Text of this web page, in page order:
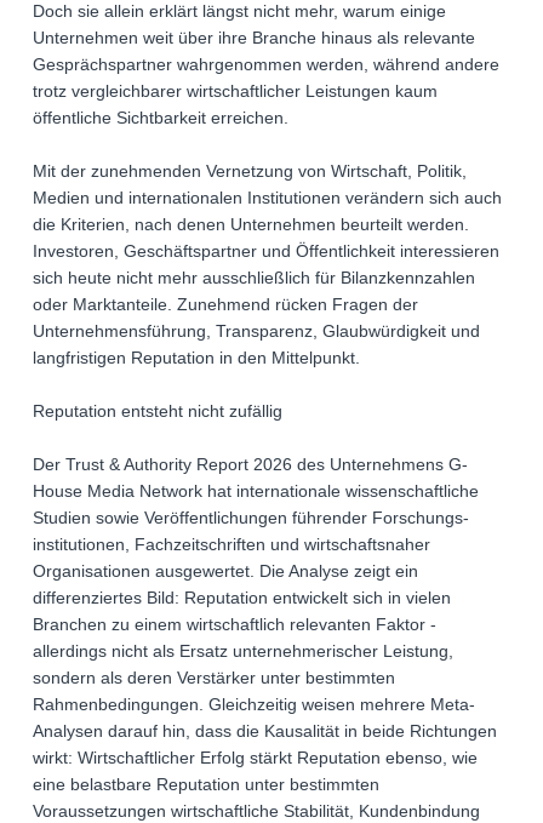
Doch sie allein erklärt längst nicht mehr, warum einige
Unternehmen weit über ihre Branche hinaus als relevante
Gesprächspartner wahrgenommen werden, während andere
trotz vergleichbarer wirtschaftlicher Leistungen kaum
öffentliche Sichtbarkeit erreichen.
Mit der zunehmenden Vernetzung von Wirtschaft, Politik,
Medien und internationalen Institutionen verändern sich auch
die Kriterien, nach denen Unternehmen beurteilt werden.
Investoren, Geschäftspartner und Öffentlichkeit interessieren
sich heute nicht mehr ausschließlich für Bilanzkennzahlen
oder Marktanteile. Zunehmend rücken Fragen der
Unternehmensführung, Transparenz, Glaubwürdigkeit und
langfristigen Reputation in den Mittelpunkt.
Reputation entsteht nicht zufällig
Der Trust & Authority Report 2026 des Unternehmens G-
House Media Network hat internationale wissenschaftliche
Studien sowie Veröffentlichungen führender Forschungs-
institutionen, Fachzeitschriften und wirtschaftsnaher
Organisationen ausgewertet. Die Analyse zeigt ein
differenziertes Bild: Reputation entwickelt sich in vielen
Branchen zu einem wirtschaftlich relevanten Faktor -
allerdings nicht als Ersatz unternehmerischer Leistung,
sondern als deren Verstärker unter bestimmten
Rahmenbedingungen. Gleichzeitig weisen mehrere Meta-
Analysen darauf hin, dass die Kausalität in beide Richtungen
wirkt: Wirtschaftlicher Erfolg stärkt Reputation ebenso, wie
eine belastbare Reputation unter bestimmten
Voraussetzungen wirtschaftliche Stabilität, Kundenbindung